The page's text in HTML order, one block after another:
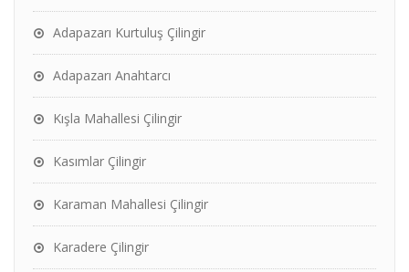
Adapazarı Kurtuluş Çilingir
Adapazarı Anahtarcı
Kışla Mahallesi Çilingir
Kasımlar Çilingir
Karaman Mahallesi Çilingir
Karadere Çilingir